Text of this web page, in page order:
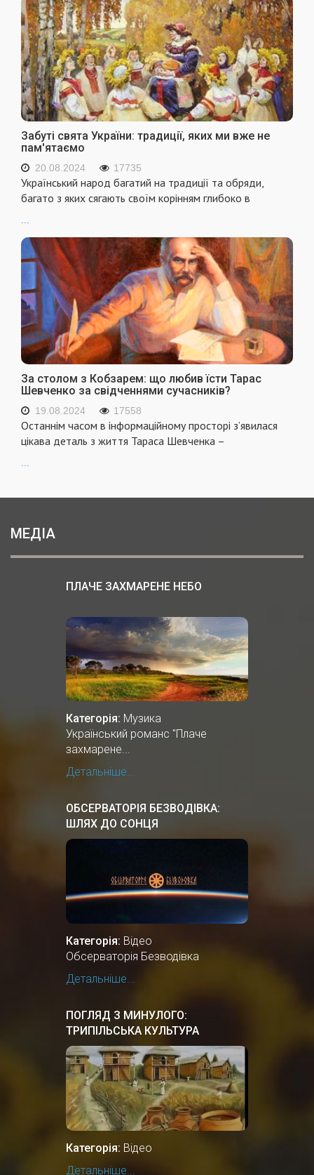
Забуті свята України: традиції, яких ми вже не
пам'ятаємо
20.08.2024 17735
Український народ багатий на традиції та обряди,
багато з яких сягають своїм корінням глибоко в
...
За столом з Кобзарем: що любив їсти Тарас
Шевченко за свідченнями сучасників?
19.08.2024 17558
Останнім часом в інформаційному просторі з’явилася
цікава деталь з життя Тараса Шевченка –
МЕДІА
ПЛАЧЕ ЗАХМАРЕНЕ НЕБО
Категорія: Музика
Український романс "Плаче
захмарене...
Детальніше...
ОБСЕРВАТОРІЯ БЕЗВОДІВКА:
ШЛЯХ ДО СОНЦЯ
Категорія: Відео
Обсерваторія Безводівка
Детальніше...
ПОГЛЯД З МИНУЛОГО:
ТРИПІЛЬСЬКА КУЛЬТУРА
Категорія: Відео
Детальніше...